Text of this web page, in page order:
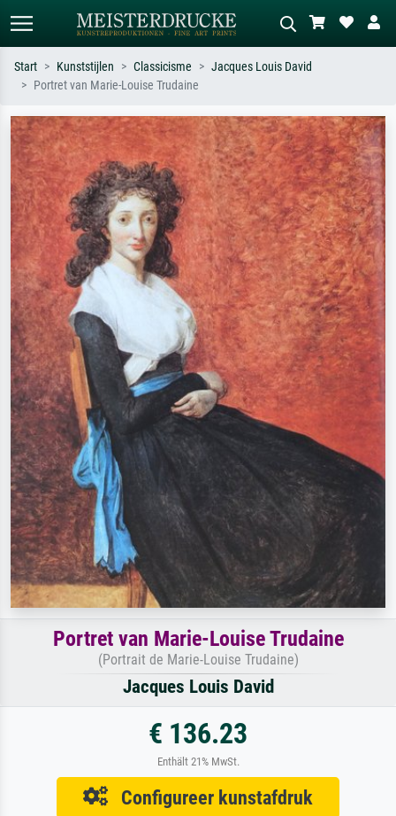
Zoek op kunstenaar, titel of stijl – bijv.
Monet, Sterrennacht, impressionisme,
Hokusai-golf, naakt.
Beschrijf de scène – bijv. groene
weide, abstract met veel rood, donker
olieverfschilderij, staand naakt naast
een boom.
Start Kunststijlen Classicisme
Jacques Louis David
Portret van Marie-Louise Trudaine
Portret van Marie-Louise Trudaine
(Portrait de Marie-Louise Trudaine)
Jacques Louis David
€ 136.23
Enthält 21% MwSt.
Configureer kunstafdruk